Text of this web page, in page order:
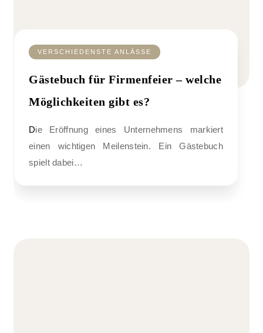
VERSCHIEDENSTE ANLÄSSE
Gästebuch für Firmenfeier – welche
Möglichkeiten gibt es?
Die Eröffnung eines Unternehmens markiert
einen wichtigen Meilenstein. Ein Gästebuch
spielt dabei…